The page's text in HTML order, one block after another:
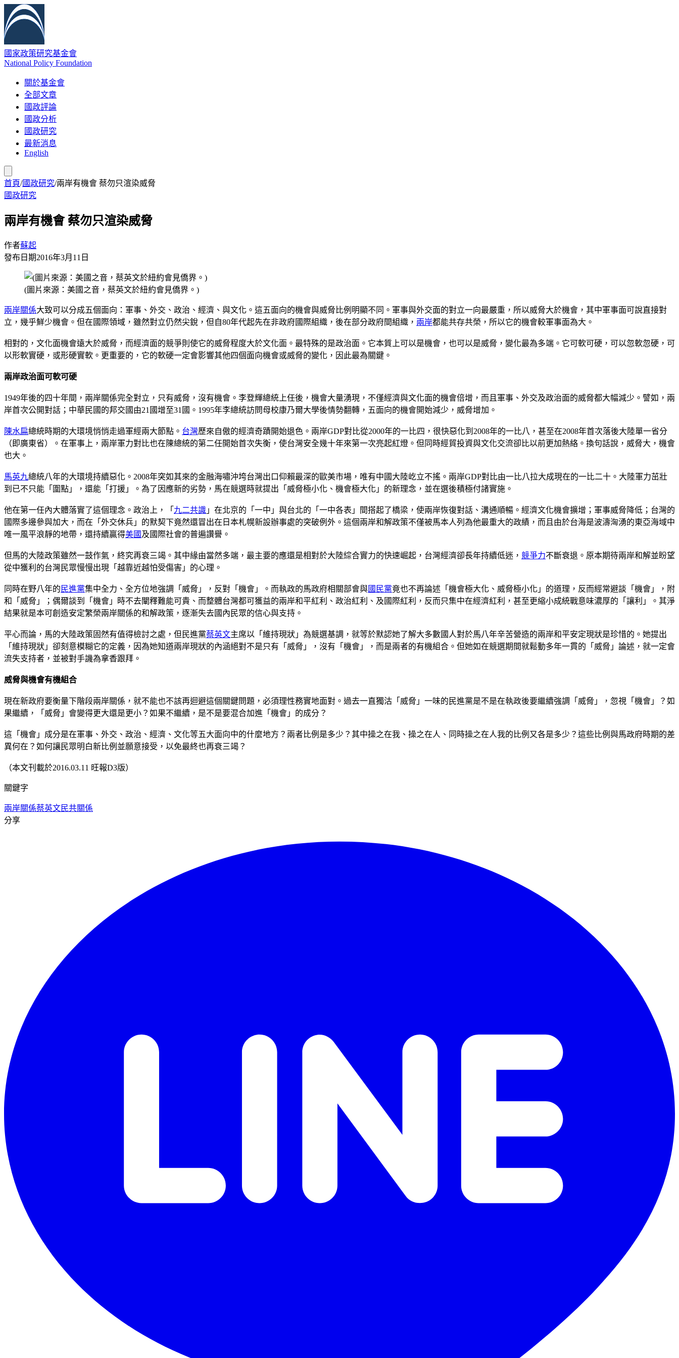
國家政策研究基金會
National Policy Foundation
關於基金會
全部文章
國政評論
國政分析
國政研究
最新消息
English
首頁/國政研究/兩岸有機會 蔡勿只渲染威脅
國政研究
兩岸有機會 蔡勿只渲染威脅
作者蘇起
發布日期2016年3月11日
(圖片來源：美國之音，蔡英文於紐約會見僑界。)
兩岸關係大致可以分成五個面向：軍事、外交、政治、經濟、與文化。這五面向的機會與威脅比例明顯不同。軍事與外交面的對立一向最嚴重，所以威脅大於機會，其中軍事面可說直接對
立，幾乎鮮少機會。但在國際領域，雖然對立仍然尖銳，但自80年代起先在非政府國際組織，後在部分政府間組織， 兩岸都能共存共榮，所以它的機會較軍事面為大。
相對的，文化面機會遠大於威脅，而經濟面的競爭則使它的威脅程度大於文化面。最特殊的是政治面。它本質上可以是機會，也可以是威脅，變化最為多端。它可軟可硬，可以忽軟忽硬，可
以形軟實硬，或形硬實軟。更重要的，它的軟硬一定會影響其他四個面向機會或威脅的變化，因此最為關鍵。
兩岸政治面可軟可硬
1949年後的四十年間，兩岸關係完全對立，只有威脅，沒有機會。李登輝總統上任後，機會大量湧現，不僅經濟與文化面的機會倍增，而且軍事、外交及政治面的威脅都大幅減少。譬如，兩
岸首次公開對話；中華民國的邦交國由21國增至31國。1995年李總統訪問母校康乃爾大學後情勢翻轉，五面向的機會開始減少，威脅增加。
陳水扁總統時期的大環境悄悄走過軍經兩大節點。 台灣歷來自傲的經濟奇蹟開始退色。兩岸GDP對比從2000年的一比四，很快惡化到2008年的一比八，甚至在2008年首次落後大陸單一省分
（即廣東省）。在軍事上，兩岸軍力對比也在陳總統的第二任開始首次失衡，使台灣安全幾十年來第一次亮起紅燈。但同時經貿投資與文化交流卻比以前更加熱絡。換句話說，威脅大，機會
也大。
馬英九總統八年的大環境持續惡化。2008年突如其來的金融海嘯沖垮台灣出口仰賴最深的歐美市場，唯有中國大陸屹立不搖。兩岸GDP對比由一比八拉大成現在的一比二十。大陸軍力茁壯
到已不只能「圍點」，還能「打援」。為了因應新的劣勢，馬在競選時就提出「威脅極小化、機會極大化」的新理念，並在選後積極付諸實施。
他在第一任內大體落實了這個理念。政治上，「 九二共識 」在北京的「一中」與台北的「一中各表」間搭起了橋梁，使兩岸恢復對話、溝通順暢。經濟文化機會擴增；軍事威脅降低；台灣的
國際多邊參與加大，而在「外交休兵」的默契下竟然還冒出在日本札幌新設辦事處的突破例外。這個兩岸和解政策不僅被馬本人列為他最重大的政績，而且由於台海是波濤洶湧的東亞海域中
唯一風平浪靜的地帶，還持續贏得美國 及國際社會的普遍讚譽。
但馬的大陸政策雖然一鼓作氣，終究再衰三竭。其中緣由當然多端，最主要的應還是相對於大陸綜合實力的快速崛起，台灣經濟卻長年持續低迷， 競爭力不斷衰退。原本期待兩岸和解並盼望
從中獲利的台灣民眾慢慢出現「越靠近越怕受傷害」的心理。
同時在野八年的 民進黨集中全力、全方位地強調「威脅」，反對「機會」。而執政的馬政府相關部會與國民黨竟也不再論述「機會極大化、威脅極小化」的道理，反而經常避談「機會」，附
和「威脅」；偶爾談到「機會」時不去闡釋難能可貴、而整體台灣都可獲益的兩岸和平紅利、政治紅利、及國際紅利，反而只集中在經濟紅利，甚至更縮小成統戰意味濃厚的「讓利」。其淨
結果就是本可創造安定繁榮兩岸關係的和解政策，逐漸失去國內民眾的信心與支持。
平心而論，馬的大陸政策固然有值得檢討之處，但民進黨蔡英文主席以「維持現狀」為競選基調，就等於默認她了解大多數國人對於馬八年辛苦營造的兩岸和平安定現狀是珍惜的。她提出
「維持現狀」卻刻意模糊它的定義，因為她知道兩岸現狀的內涵絕對不是只有「威脅」，沒有「機會」，而是兩者的有機組合。但她如在競選期間就鬆動多年一貫的「威脅」論述，就一定會
流失支持者，並被對手譏為拿香跟拜。
威脅與機會有機組合
現在新政府要衡量下階段兩岸關係，就不能也不該再迴避這個關鍵問題，必須理性務實地面對。過去一直獨沽「威脅」一味的民進黨是不是在執政後要繼續強調「威脅」，忽視「機會」？如
果繼續，「威脅」會變得更大還是更小？如果不繼續，是不是要混合加進「機會」的成分？
這「機會」成分是在軍事、外交、政治、經濟、文化等五大面向中的什麼地方？兩者比例是多少？其中操之在我、操之在人、同時操之在人我的比例又各是多少？這些比例與馬政府時期的差
異何在？如何讓民眾明白新比例並願意接受，以免最終也再衰三竭？
（本文刊載於2016.03.11 旺報D3版）
關鍵字
兩岸關係蔡英文民共關係
分享